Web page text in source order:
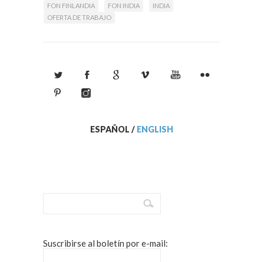
FON FINLANDIA FON INDIA
INDIA
OFERTA DE TRABAJO
ESPAÑOL / ENGLISH
Suscribirse al boletín por e-mail: